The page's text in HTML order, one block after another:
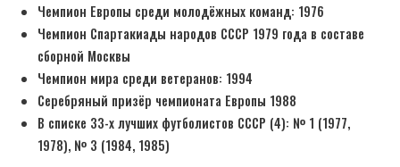
Чемпион Европы среди молодёжных команд: 1976
Чемпион Спартакиады народов СССР 1979 года в составе
сборной Москвы
Чемпион мира среди ветеранов: 1994
Серебряный призёр чемпионата Европы 1988
В списке 33-х лучших футболистов СССР (4): № 1 (1977,
1978), № 3 (1984, 1985)